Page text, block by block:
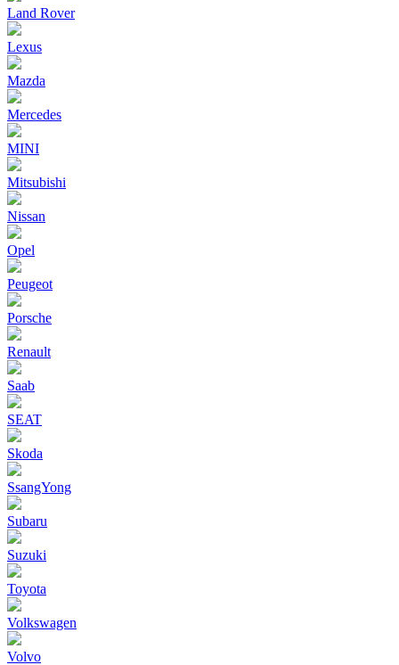
Land Rover
Lexus
Mazda
Mercedes
MINI
Mitsubishi
Nissan
Opel
Peugeot
Porsche
Renault
Saab
SEAT
Skoda
SsangYong
Subaru
Suzuki
Toyota
Volkswagen
Volvo